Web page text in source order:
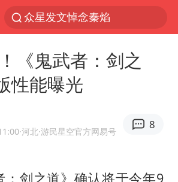
众星发文悼念秦焰
辽宁28名务农人员中暑死亡？官方辟谣
今日103只涨停股5只跌停股
《鬼武者：剑之
性能曝光
·河北·游民星空官方网易号
8
：剑之道》确认将于今年9